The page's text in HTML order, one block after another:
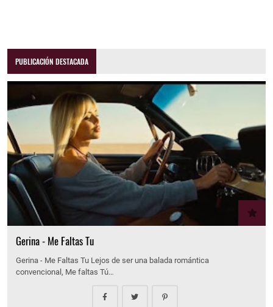
PUBLICACIÓN DESTACADA
Gerina - Me Faltas Tu
Gerina - Me Faltas Tu Lejos de ser una balada romántica
convencional, Me faltas Tú…